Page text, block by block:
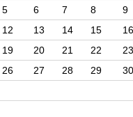
5 6 7 8
9
12 13 14 15
16
19 20 21 22
23
26 27 28 29
30